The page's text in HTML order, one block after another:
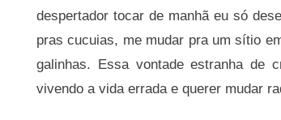
despertador tocar de manhã eu só
pras cucuias, me mudar pra um sítio
galinhas. Essa vontade estranha de
vivendo a vida errada e querer mudar